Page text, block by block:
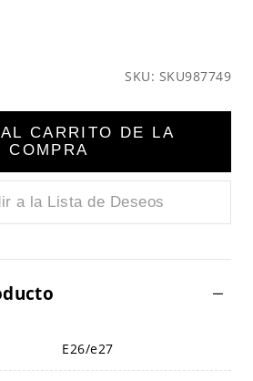
SKU: SKU987749
CARRITO DE LA
COMPRA
a la Lista de Deseos
E26/e27